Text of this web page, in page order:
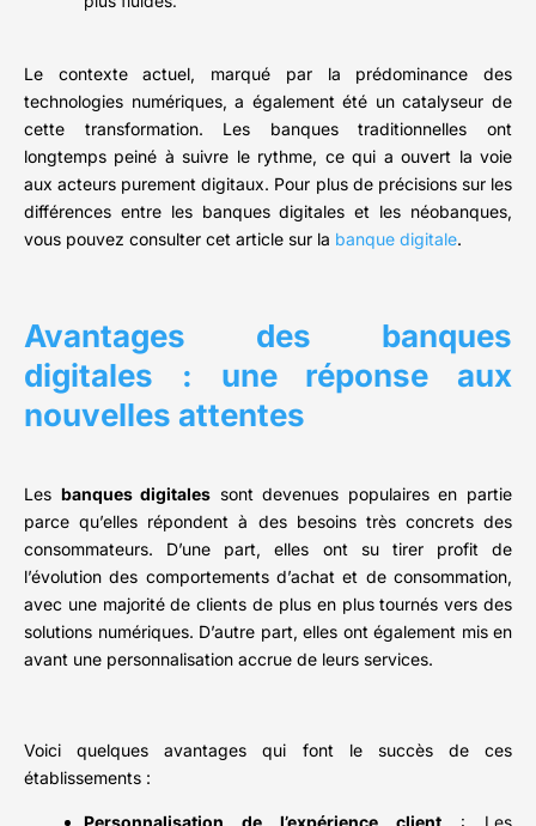
Le contexte actuel, marqué par la prédominance des
technologies numériques, a également été un catalyseur de
cette transformation. Les banques traditionnelles ont
longtemps peiné à suivre le rythme, ce qui a ouvert la voie
aux acteurs purement digitaux. Pour plus de précisions sur les
différences entre les banques digitales et les néobanques,
vous pouvez consulter cet article sur la banque digitale.
Avantages des banques
digitales : une réponse aux
nouvelles attentes
Les banques digitales sont devenues populaires en partie
parce qu’elles répondent à des besoins très concrets des
consommateurs. D’une part, elles ont su tirer profit de
l’évolution des comportements d’achat et de consommation,
avec une majorité de clients de plus en plus tournés vers des
solutions numériques. D’autre part, elles ont également mis en
avant une personnalisation accrue de leurs services.
Voici quelques avantages qui font le succès de ces
établissements :